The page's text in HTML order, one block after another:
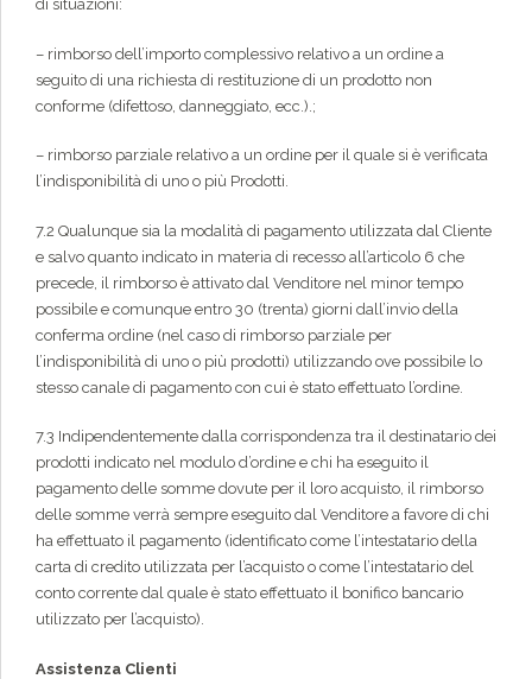
di situazioni:
– rimborso dell’importo complessivo relativo a un ordine a
seguito di una richiesta di restituzione di un prodotto non
conforme (difettoso, danneggiato, ecc.).;
– rimborso parziale relativo a un ordine per il quale si è verificata
l’indisponibilità di uno o più Prodotti.
7.2 Qualunque sia la modalità di pagamento utilizzata dal Cliente
e salvo quanto indicato in materia di recesso all’articolo 6 che
precede, il rimborso è attivato dal Venditore nel minor tempo
possibile e comunque entro 30 (trenta) giorni dall’invio della
conferma ordine (nel caso di rimborso parziale per
l’indisponibilità di uno o più prodotti) utilizzando ove possibile lo
stesso canale di pagamento con cui è stato effettuato l’ordine.
7.3 Indipendentemente dalla corrispondenza tra il destinatario dei
prodotti indicato nel modulo d’ordine e chi ha eseguito il
pagamento delle somme dovute per il loro acquisto, il rimborso
delle somme verrà sempre eseguito dal Venditore a favore di chi
ha effettuato il pagamento (identificato come l’intestatario della
carta di credito utilizzata per l’acquisto o come l’intestatario del
conto corrente dal quale è stato effettuato il bonifico bancario
utilizzato per l’acquisto).
Assistenza Clienti